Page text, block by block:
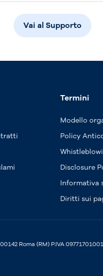
Vai al Supporto
Termini
Modello
Policy
Disclosure
Informativa
Diritti sui
Roma (RM) P.IVA